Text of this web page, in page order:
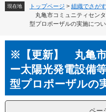
現在地 トップページ > 組織でさがす
丸亀市コミュニティセン
型プロポーザルの実施につ
文※【更新】 丸亀
ー太陽光発電設備
型プロポーザルの